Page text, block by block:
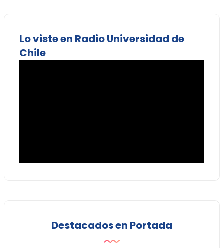
Lo viste en Radio Universidad de
Chile
Destacados en Portada